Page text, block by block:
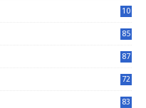
10
85
87
72
83